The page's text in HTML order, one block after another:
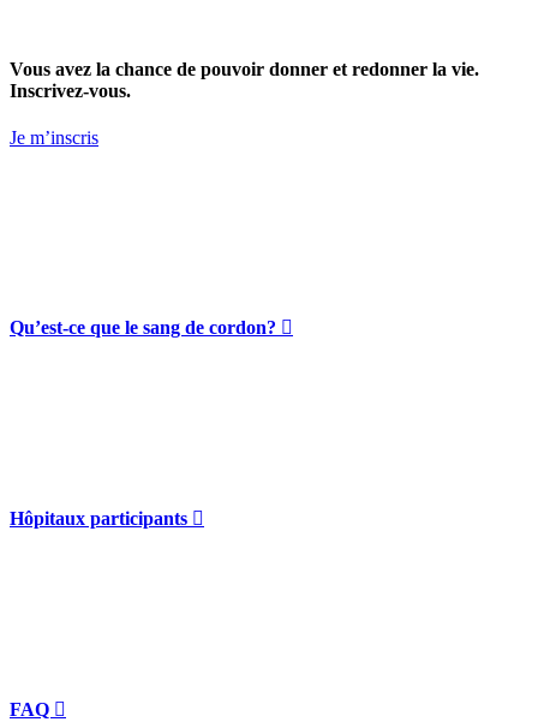
Vous avez la chance de pouvoir donner et redonner la vie.
Inscrivez-vous.
Je m’inscris
Qu’est-ce que le sang de cordon? 
Hôpitaux participants 
FAQ 